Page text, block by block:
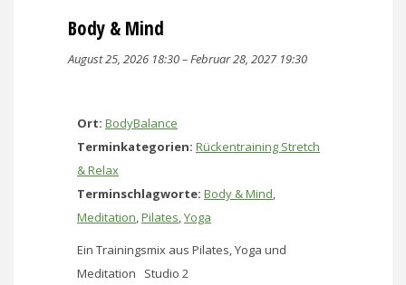
Body & Mind
August 25, 2026 18:30–Februar 28, 2027 19:30
Ort: BodyBalance
Terminkategorien: Rückentraining Stretch
& Relax
Terminschlagworte: Body & Mind,
Meditation,Pilates,Yoga
Ein Trainingsmix aus Pilates, Yoga und
Meditation Studio 2